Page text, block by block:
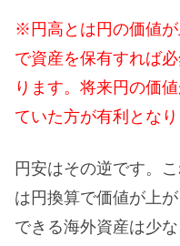
※円高とは円の価値
で資産を保有すれば
ります。将来円の価
ていた方が有利となり
円安はその逆です。
は円換算で価値が上
できる海外資産は少